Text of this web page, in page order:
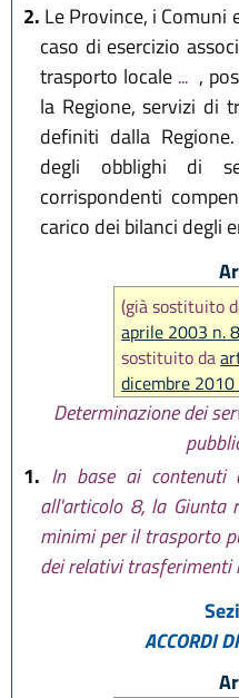
2. Le Province, i Comuni
caso di esercizio
trasporto locale ... ,
la Regione, servizi di
definiti dalla
degli obblighi di
corrispondenti
carico dei bilanci degli
(già sostituito
aprile 2003 n.
sostituito da
dicembre 2010
Determinazione dei
1. In base ai
all'articolo 8, la Giunta
minimi per il trasporto
dei relativi trasferimenti
ACCORDI